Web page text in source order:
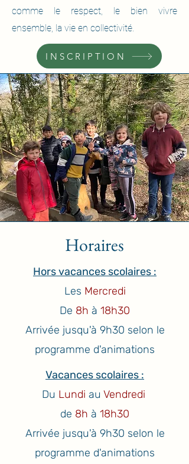
comme le respect, le bien vivre
ensemble, la vie en collectivité.
INSCRIPTION
Horaires
Hors vacances scolaires :
Les Mercredi
De 8h à 18h30
Arrivée jusqu'à 9h30 selon le
programme d'animations
Vacances scolaires :
Du Lundi au Vendredi
de 8h à 18h30
Arrivée jusqu'à 9h30 selon le
programme d'animations